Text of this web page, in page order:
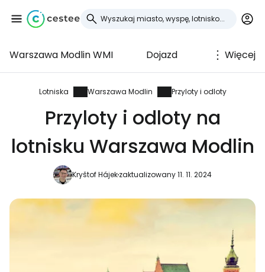
Warszawa Modlin WMI Dojazd Więcej
Lotniska Warszawa Modlin Przyloty i odloty
Przyloty i odloty na
lotnisku Warszawa Modlin
Kryštof Hájekzaktualizowany 11. 11. 2024
Zaloguj się do
Cestee
... światowej społeczności podróżniczej
Kontynuuj z Facebookiem
Kontynuuj z e-mailem